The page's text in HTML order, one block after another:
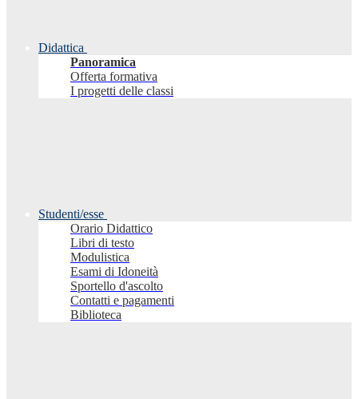
Didattica
Panoramica
Offerta formativa
I progetti delle classi
Studenti/esse
Orario Didattico
Libri di testo
Modulistica
Esami di Idoneità
Sportello d'ascolto
Contatti e pagamenti
Biblioteca